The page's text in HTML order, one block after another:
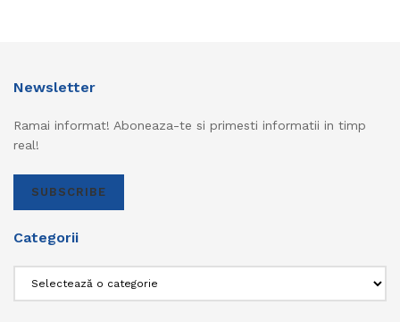
Newsletter
Ramai informat! Aboneaza-te si primesti informatii in timp
real!
SUBSCRIBE
Categorii